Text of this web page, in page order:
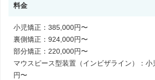
料金
小児矯正：385,000円〜
裏側矯正：924,000円〜
部分矯正：220,000円〜
マウスピース型装置（インビザライン）：
円〜